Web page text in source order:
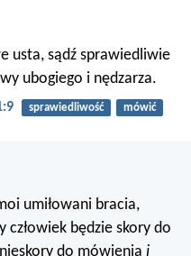
usta, sądź sprawiedliwie
ubogiego i nędzarza.
sprawiedliwość
mówić
umiłowani bracia,
człowiek będzie skory do
nieskory do mówieniai